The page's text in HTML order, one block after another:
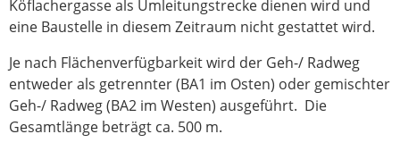
Köflachergasse als Umleitungstrecke dienen wird und
eine Baustelle in diesem Zeitraum nicht gestattet wird.
Je nach Flächenverfügbarkeit wird der Geh-/ Radweg
entweder als getrennter (BA1 im Osten) oder gemischter
Geh-/ Radweg (BA2 im Westen) ausgeführt. Die
Gesamtlänge beträgt ca. 500 m.